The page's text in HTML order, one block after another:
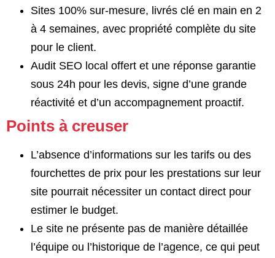
Sites 100% sur-mesure, livrés clé en main en 2
à 4 semaines, avec propriété complète du site
pour le client.
Audit SEO local offert et une réponse garantie
sous 24h pour les devis, signe d’une grande
réactivité et d’un accompagnement proactif.
Points à creuser
L’absence d’informations sur les tarifs ou des
fourchettes de prix pour les prestations sur leur
site pourrait nécessiter un contact direct pour
estimer le budget.
Le site ne présente pas de manière détaillée
l’équipe ou l’historique de l’agence, ce qui peut